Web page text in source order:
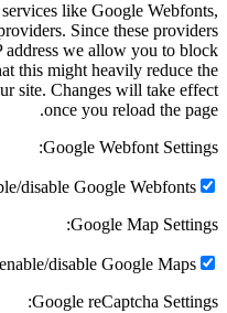
services like Google
providers. Since these
IP address we allow you to
that this might heavily
of our site. Changes will take
once you reload the
Google Webfont
disable Google
Google Map
to enable/disable Google
Google reCaptcha